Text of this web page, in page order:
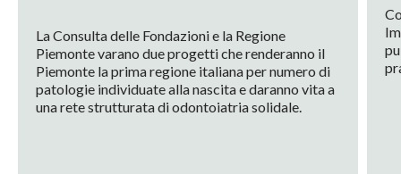
La Consulta delle Fondazioni e la Regione
Piemonte varano due progetti che renderanno il
Piemonte la prima regione italiana per numero di
patologie individuate alla nascita e daranno vita a
una rete strutturata di odontoiatria solidale.